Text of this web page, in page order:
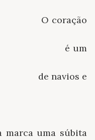
coração
é um
navios e
marca uma súbita